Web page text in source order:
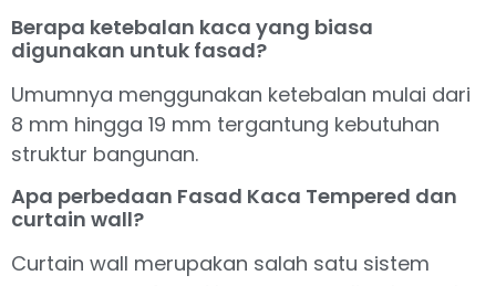
Berapa ketebalan kaca yang biasa
digunakan untuk fasad?
Umumnya menggunakan ketebalan mulai dari
8 mm hingga 19 mm tergantung kebutuhan
struktur bangunan.
Apa perbedaan Fasad Kaca Tempered dan
curtain wall?
Curtain wall merupakan salah satu sistem